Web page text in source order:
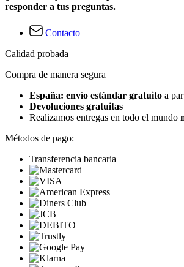
responder a tus preguntas.
Contacto
Calidad probada
Compra de manera segura
España: envío estándar gratuito a
Devoluciones gratuitas
Realizamos entregas en todo el mundo
Métodos de pago:
Transferencia bancaria